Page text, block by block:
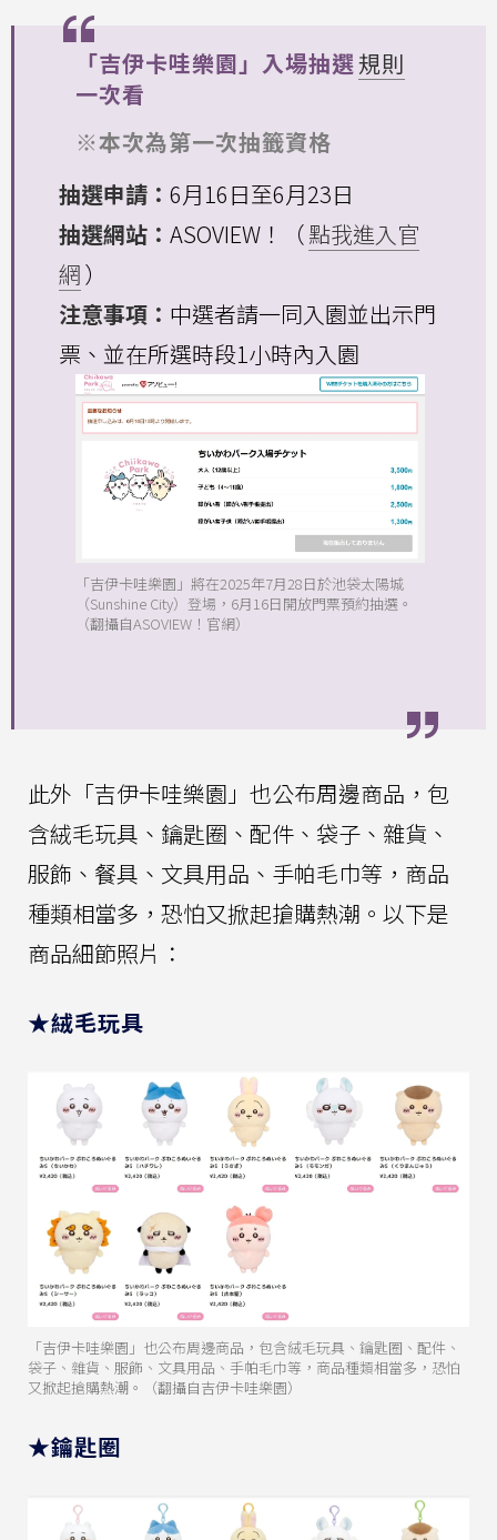
「吉伊卡哇樂園」入場抽選規則
一次看
※本次為第一次抽籤資格
抽選申請： 6月16日至6月23日
抽選網站： ASOVIEW！（點我進入官
網）
注意事項： 中選者請一同入園並出示門
票、並在所選時段1小時內入園
「吉伊卡哇樂園」將在2025年7月28日於池袋太陽城
（Sunshine City）登場，6月16日開放門票預約抽選。
（翻攝自ASOVIEW！官網）
此外「吉伊卡哇樂園」也公布周邊商品，包
含絨毛玩具、鑰匙圈、配件、袋子、雜貨、
服飾、餐具、文具用品、手帕毛巾等，商品
種類相當多，恐怕又掀起搶購熱潮。以下是
商品細節照片：
★絨毛玩具
「吉伊卡哇樂園」也公布周邊商品，包含絨毛玩具、鑰匙圈、配件、
袋子、雜貨、服飾、文具用品、手帕毛巾等，商品種類相當多，恐怕
又掀起搶購熱潮。（翻攝自吉伊卡哇樂園）
★鑰匙圈